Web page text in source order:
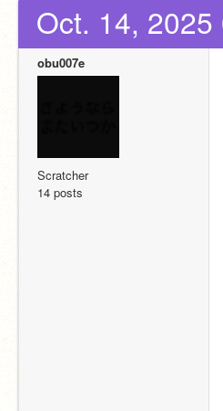
Oct. 14,
obu007e
Scratcher
14 posts